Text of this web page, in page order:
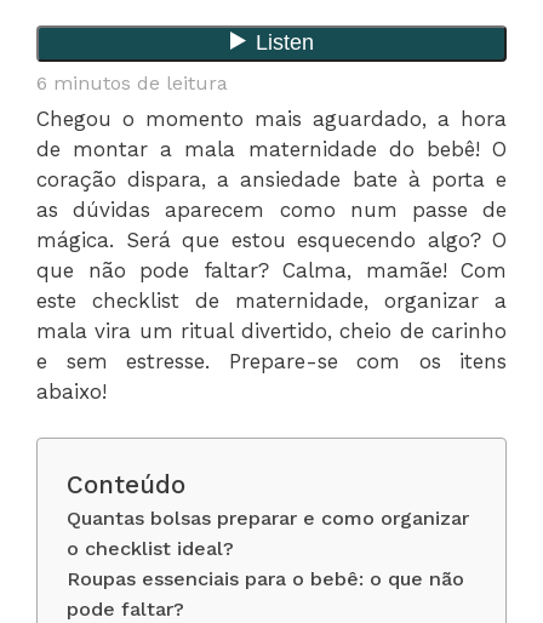
6 minutos de leitura
Chegou o momento mais aguardado, a hora
de montar a mala maternidade do bebê! O
coração dispara, a ansiedade bate à porta e
as dúvidas aparecem como num passe de
mágica. Será que estou esquecendo algo? O
que não pode faltar? Calma, mamãe! Com
este checklist de maternidade, organizar a
mala vira um ritual divertido, cheio de carinho
e sem estresse. Prepare-se com os itens
abaixo!
Conteúdo
Quantas bolsas preparar e como organizar
o checklist ideal?
Roupas essenciais para o bebê: o que não
pode faltar?